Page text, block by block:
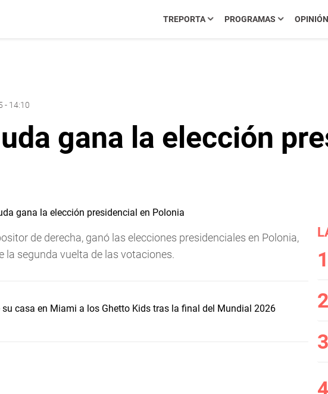
TREPORTA PROGRAMAS OPINIÓN
- 14:10
gana la elección
de derecha, ganó las elecciones presidenciales en Polonia,
la segunda vuelta de las votaciones.
casa en Miami a los Ghetto Kids tras la final del Mundial 2026